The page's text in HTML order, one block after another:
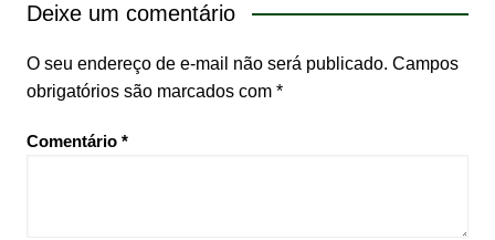
Deixe um comentário
O seu endereço de e-mail não será publicado. Campos
obrigatórios são marcados com *
Comentário *